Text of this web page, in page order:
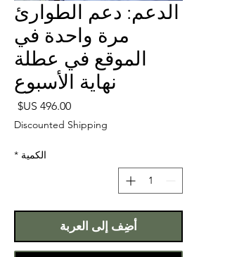
الدعم: دعم الطوارئ
مرة واحدة في
الموقع في عطلة
نهاية الأسبوع
Discounted Shipping
الكمية *
أضِف إلى العربة